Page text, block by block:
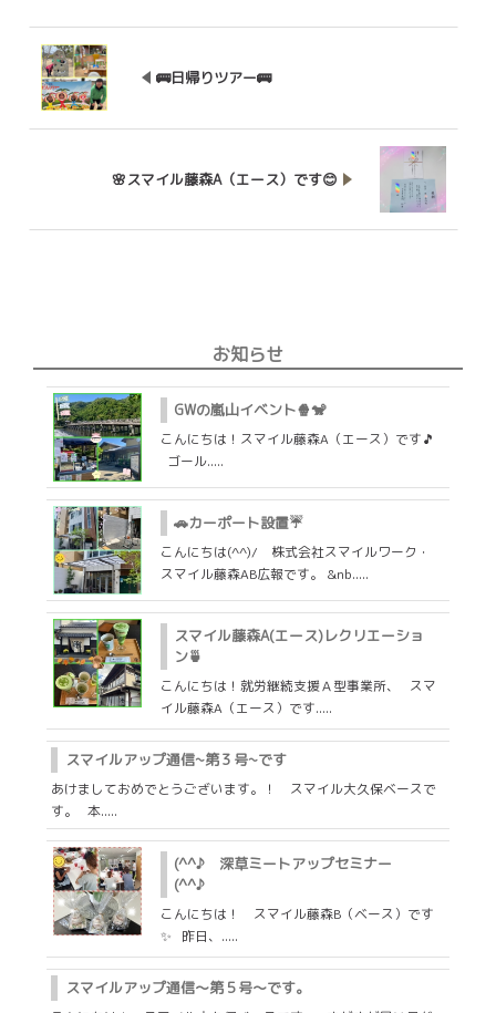
🚌日帰りツアー🚌
🌸スマイル藤森A（エース）です😊
お知らせ
GWの嵐山イベント🍿🐒
こんにちは！スマイル藤森A（エース）です🎵
ゴール.....
🚗カーポート設置☔
こんにちは(^^)/ 株式会社スマイルワーク・
スマイル藤森AB広報です。 &nb.....
スマイル藤森A(エース)レクリエーショ
ン🍵
こんにちは！就労継続支援Ａ型事業所、 スマ
イル藤森A（エース）です.....
スマイルアップ通信~第３号~です
あけましておめでとうございます。！ スマイル大久保ベースで
す。 本.....
(^^♪ 深草ミートアップセミナー
(^^♪
こんにちは！ スマイル藤森B（ベース）です
✨ 昨日、.....
スマイルアップ通信～第５号～です。